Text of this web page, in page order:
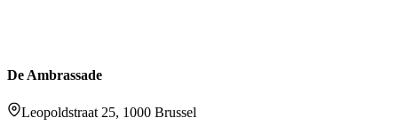
De Ambrassade
Leopoldstraat 25, 1000 Brussel